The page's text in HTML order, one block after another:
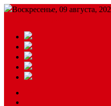
Воскресенье, 09 августа,